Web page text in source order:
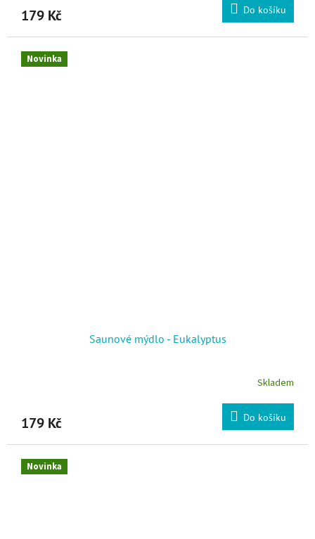
179 Kč Do košíku
Novinka
Saunové mýdlo - Eukalyptus
Skladem
179 Kč Do košíku
Novinka